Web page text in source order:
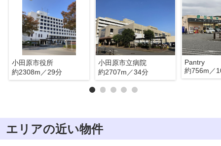
小田原市役所
約2308m／29分
小田原市立病院
約2707m／34分
Pantry
約756m／
エリアの近い物件